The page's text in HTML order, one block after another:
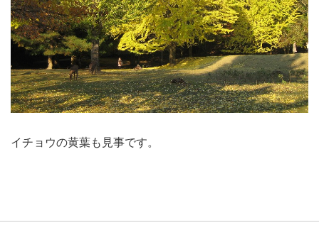
イチョウの黄葉も見事です。